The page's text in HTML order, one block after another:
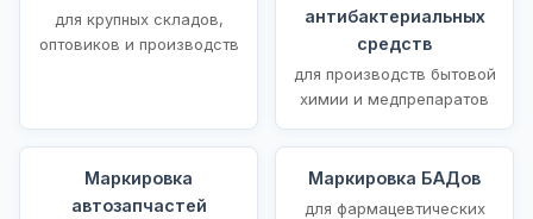
для крупных складов,
оптовиков и производств
антибактериальных
средств
для производств бытовой
химии и медпрепаратов
Маркировка
автозапчастей
Маркировка БАДов
для фармацевтических